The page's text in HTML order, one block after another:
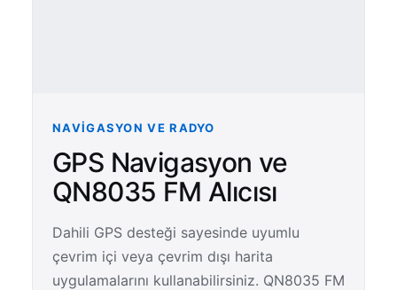
NAVIGASYON VE RADYO
GPS Navigasyon ve
QN8035 FM Alıcısı
Dahili GPS desteği sayesinde uyumlu
çevrim içi veya çevrim dışı harita
uygulamalarını kullanabilirsiniz. QN8035 FM